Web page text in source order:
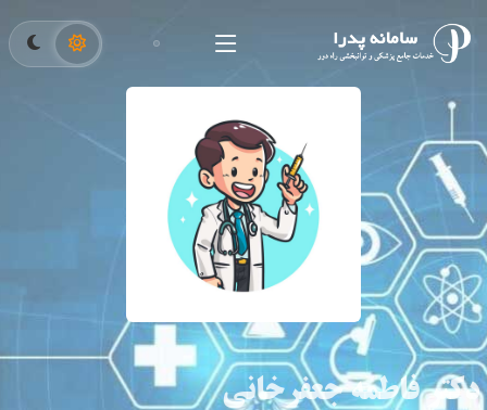
دکتر فاطمه جعفرخانی